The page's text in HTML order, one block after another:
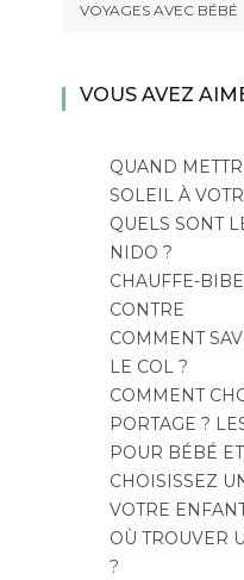
VOYAGES AVEC BÉBÉ
VOUS AVEZ
QUAND
SOLEIL À
QUELS SONT
NIDO ?
CHAUFFE-
CONTRE
COMMENT
LE COL ?
COMMENT
PORTAGE ?
POUR BÉBÉ
CHOISISSEZ
VOTRE
OÙ TROUVER
?